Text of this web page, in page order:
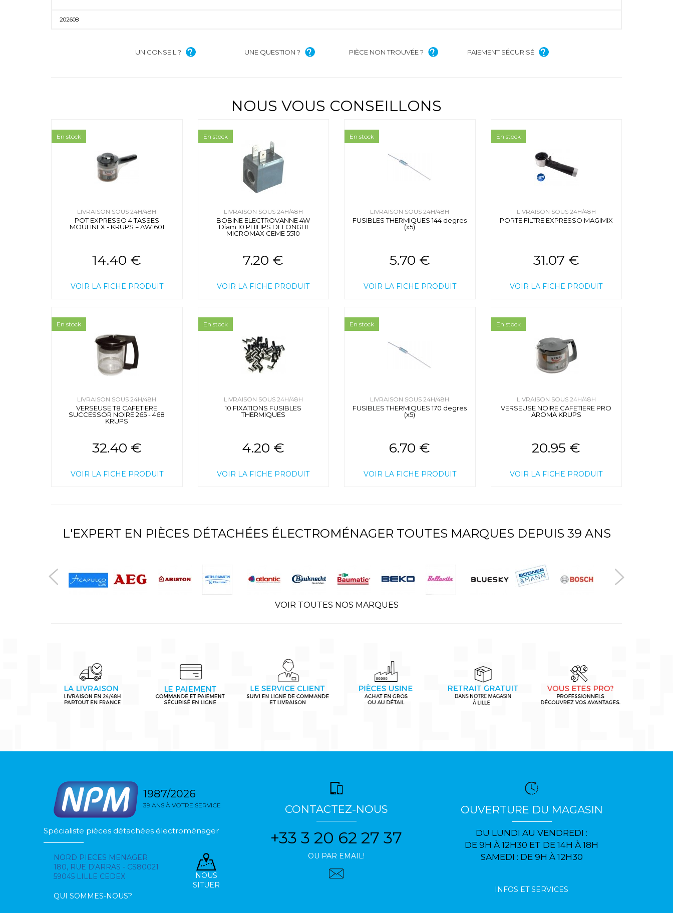
202608
UN CONSEIL ? UNE QUESTION ? PIÈCE NON TROUVÉE ? PAIEMENT SÉCURISÉ
NOUS VOUS CONSEILLONS
LIVRAISON SOUS 24H/48H
POT EXPRESSO 4 TASSES
MOULINEX - KRUPS = AW1601
14.40 €
VOIR LA FICHE PRODUIT
En stock
LIVRAISON SOUS 24H/48H
BOBINE ELECTROVANNE 4W
Diam.10 PHILIPS DELONGHI
MICROMAX CEME 5510
7.20 €
VOIR LA FICHE PRODUIT
En stock
LIVRAISON SOUS 24H/48H
FUSIBLES THERMIQUES 144 degres
(x5)
5.70 €
VOIR LA FICHE PRODUIT
En stock
LIVRAISON SOUS 24H/48H
PORTE FILTRE EXPRESSO MAGIMIX
31.07 €
VOIR LA FICHE PRODUIT
En stock
LIVRAISON SOUS 24H/48H
VERSEUSE T8 CAFETIERE
SUCCESSOR NOIRE 265 - 468
KRUPS
32.40 €
VOIR LA FICHE PRODUIT
En stock
LIVRAISON SOUS 24H/48H
10 FIXATIONS FUSIBLES
THERMIQUES
4.20 €
VOIR LA FICHE PRODUIT
En stock
LIVRAISON SOUS 24H/48H
FUSIBLES THERMIQUES 170 degres
(x5)
6.70 €
VOIR LA FICHE PRODUIT
En stock
LIVRAISON SOUS 24H/48H
VERSEUSE NOIRE CAFETIERE PRO
AROMA KRUPS
20.95 €
VOIR LA FICHE PRODUIT
En stock
L'EXPERT EN PIÈCES DÉTACHÉES ÉLECTROMÉNAGER TOUTES MARQUES DEPUIS 39 ANS
VOIR TOUTES NOS MARQUES
1987/2026
39 ANS À VOTRE SERVICE
Spécialiste pièces détachées électroménager
NORD PIECES MENAGER
180, RUE D'ARRAS - CS80021
59045 LILLE CEDEX
QUI SOMMES-NOUS?
NOUS
SITUER
CONTACTEZ-NOUS
+33 3 20 62 27 37
OU PAR EMAIL!
OUVERTURE DU MAGASIN
DU LUNDI AU VENDREDI :
DE 9H À 12H30 ET DE 14H À 18H
SAMEDI : DE 9H À 12H30
INFOS ET SERVICES